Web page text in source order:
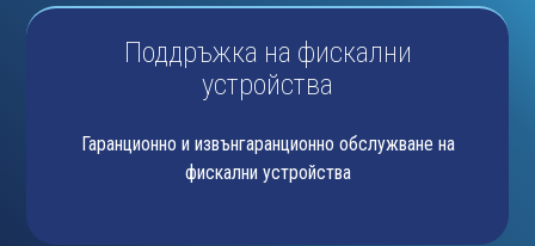
Поддръжка на фискални
устройства
Гаранционно и извънгаранционно обслужване на
фискални устройства